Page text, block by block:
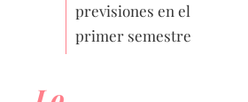
previsiones en el
primer semestre